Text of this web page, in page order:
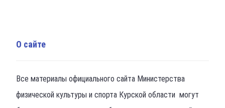
О сайте
Все материалы официального сайта Министерства
физической культуры и спорта Курской области могут